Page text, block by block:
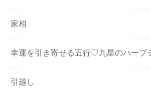
家相
幸運を引き寄せる五行♡九星のハーブ
引越し